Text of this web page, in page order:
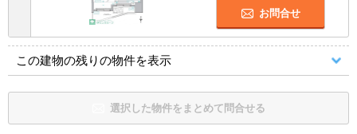
お問合せ
この建物の残りの物件を表示
選択した物件をまとめて問合せる